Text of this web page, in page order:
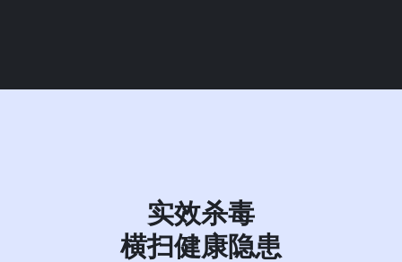
实效杀毒
横扫健康隐患